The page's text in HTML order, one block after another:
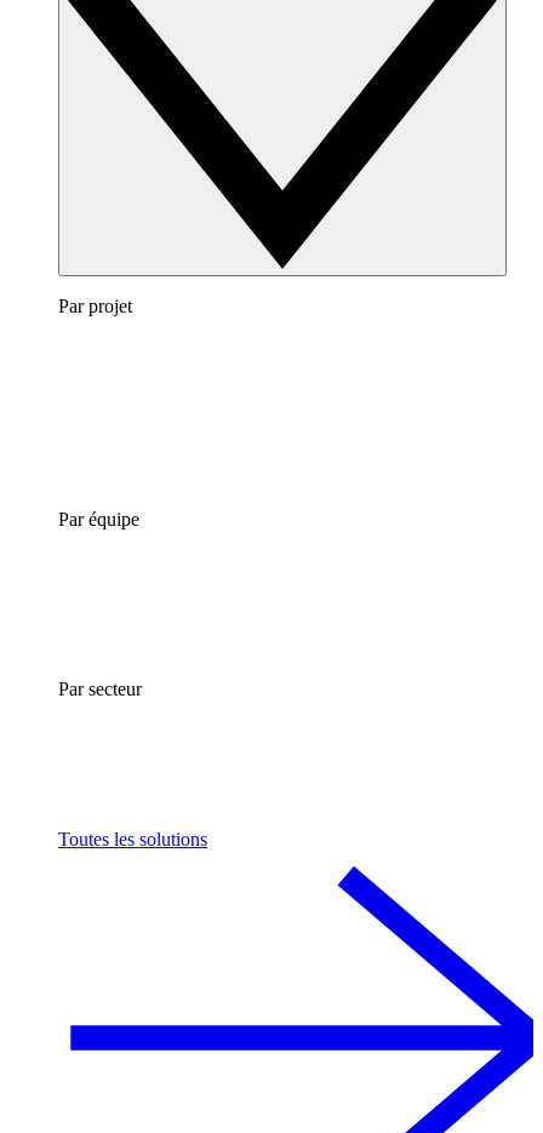
Par projet
Par équipe
Par secteur
Toutes les solutions